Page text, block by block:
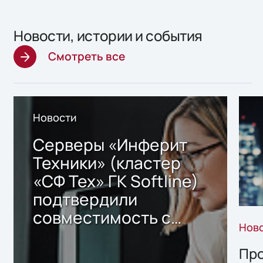
Новости, истории и события
Смотреть все
Новости
Серверы «Инферит
Техники» (кластер
«СФ Тех» ГК Softline)
подтвердили
совместимость с
решением Sharx